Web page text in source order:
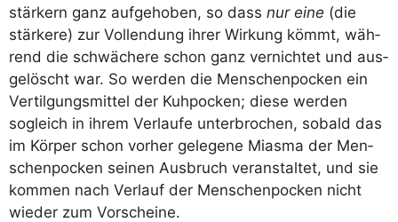
stär­kern ganz auf­ge­ho­ben, so dass nur eine (die
stär­ke­re) zur Voll­endung ihrer Wir­kung kömmt, wäh­
rend die schwä­che­re schon ganz ver­nich­tet und aus­
ge­löscht war. So wer­den die Men­schen­po­cken ein
Ver­til­gungs­mit­tel der Kuh­po­cken; die­se wer­den
sogleich in ihrem Ver­lau­fe unter­bro­chen, sobald das
im Kör­per schon vor­her gele­ge­ne Mias­ma der Men­
schen­po­cken sei­nen Aus­bruch ver­an­stal­tet, und sie
kom­men nach Ver­lauf der Men­schen­po­cken nicht
wie­der zum Vorscheine.